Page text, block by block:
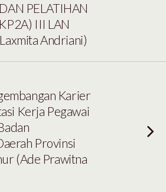
PELATIHAN
III LAN
Andriani)
Karier
Kerja Pegawai
Provinsi
(Ade Prawitna